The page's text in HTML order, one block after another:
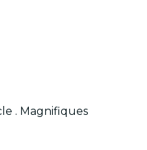
. Magnifiques